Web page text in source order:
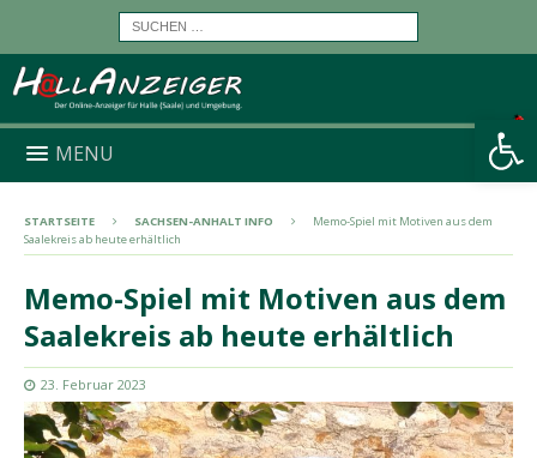
Werkzeugleiste öffnen
MENU
STARTSEITE SACHSEN-ANHALT INFO
Memo-Spiel mit Motiven aus dem
Saalekreis ab heute erhältlich
Memo-Spiel mit Motiven aus dem
Saalekreis ab heute erhältlich
23. Februar 2023